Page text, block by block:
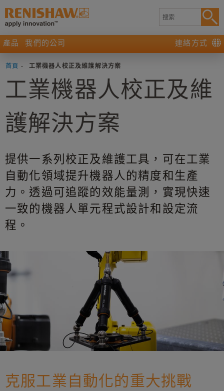
產品 我們的公司 連絡方式
首頁 - 工業機器人校正及維護解決方案
工業機器人校正及維
護解決方案
提供一系列校正及維護工具，可在工業
自動化領域提升機器人的精度和生產
力。透過可追蹤的效能量測，實現快速
一致的機器人單元程式設計和設定流
程。
克服工業自動化的重大挑戰